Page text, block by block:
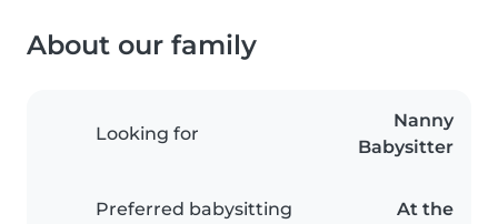
About our family
Looking for
Nanny
Babysitter
Preferred babysitting
At the